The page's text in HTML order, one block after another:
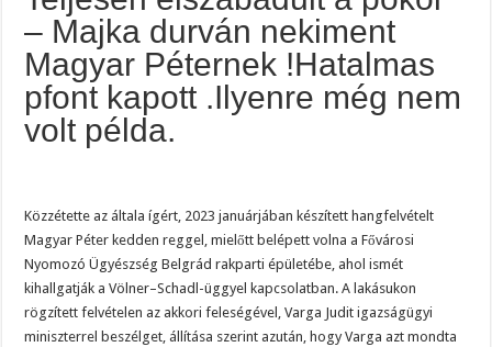
– Majka durván nekiment
Magyar Péternek !Hatalmas
pfont kapott .Ilyenre még nem
volt példa.
Közzétette az általa ígért, 2023 januárjában készített hangfelvételt
Magyar Péter kedden reggel, mielőtt belépett volna a Fővárosi
Nyomozó Ügyészség Belgrád rakparti épületébe, ahol ismét
kihallgatják a Völner–Schadl-üggyel kapcsolatban. A lakásukon
rögzített felvételen az akkori feleségével, Varga Judit igazságügyi
miniszterrel beszélget, állítása szerint azután, hogy Varga azt mondta